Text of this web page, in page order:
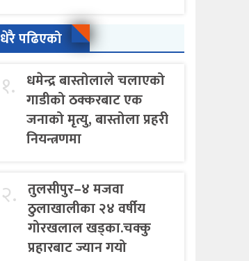
धेरै पढिएको
१. धमेन्द्र बास्तोलाले चलाएको
गाडीको ठक्करबाट एक
जनाको मृत्यु, बास्तोला प्रहरी
नियन्त्रणमा
२. तुलसीपुर–४ मजवा
ठुलाखालीका २४ वर्षीय
गोरखलाल खड्का.चक्कु
प्रहारबाट ज्यान गयो